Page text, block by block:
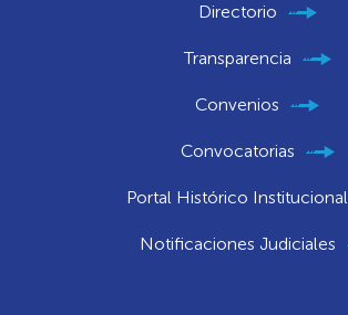
Directorio
Transparencia
Convenios
Convocatorias
Portal Histórico Institucional
Notificaciones Judiciales